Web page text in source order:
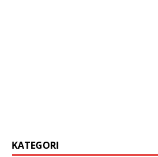
KATEGORI